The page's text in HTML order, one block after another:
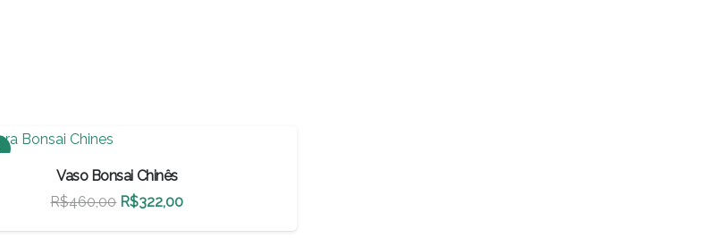
Vaso Bonsai Chinês
R$460,00 O
preço
R$322,00O
preço